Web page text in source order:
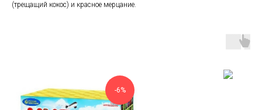
(трещащий кокос) и красное мерцание.
-6%